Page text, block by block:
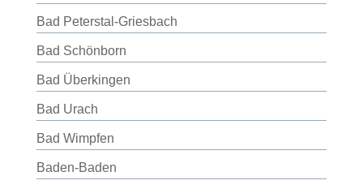
Bad Peterstal-Griesbach
Bad Schönborn
Bad Überkingen
Bad Urach
Bad Wimpfen
Baden-Baden